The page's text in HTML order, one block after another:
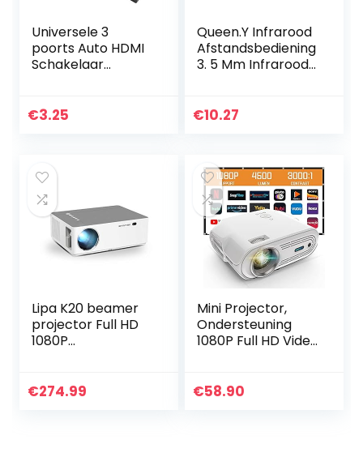
Universele 3
poorts Auto HDMI
Schakelaar
Adapter 3D Full HD
€3.25
Queen.Y Infrarood
Afstandsbediening
3. 5 Mm Infrarood
Ontvanger
€10.27
Lipa K20 beamer
projector Full HD
1080P
besturing/Buetoot
€274.99
Mini Projector,
Ondersteuning
1080P Full HD Video
Projector, 4000
€58.90